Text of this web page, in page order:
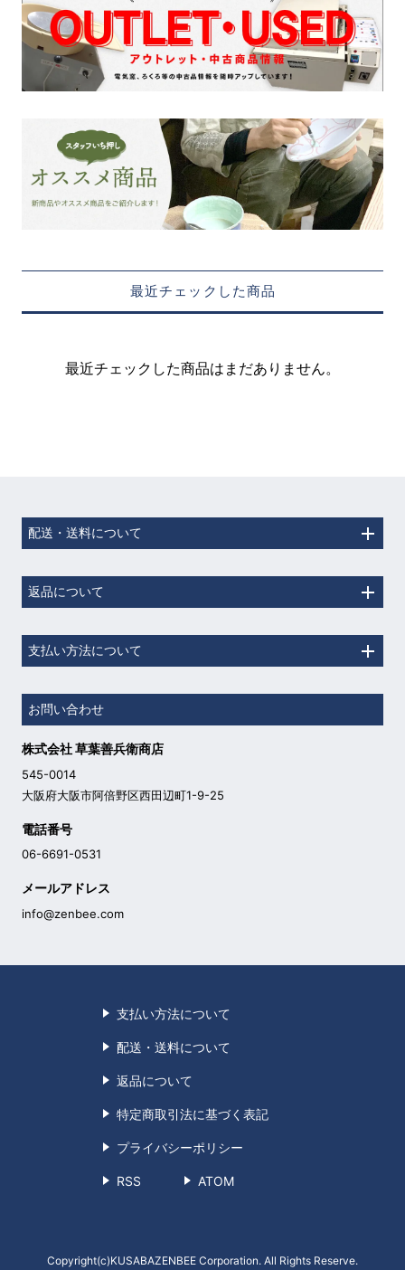
最近チェックした商品
最近チェックした商品はまだありません。
配送・送料について
返品について
支払い方法について
お問い合わせ
株式会社 草葉善兵衛商店
545-0014
大阪府大阪市阿倍野区西田辺町1-9-25
電話番号
06-6691-0531
メールアドレス
info@zenbee.com
支払い方法について
配送・送料について
返品について
特定商取引法に基づく表記
プライバシーポリシー
RSS ATOM
Copyright(c)KUSABAZENBEE Corporation. All Rights Reserve.